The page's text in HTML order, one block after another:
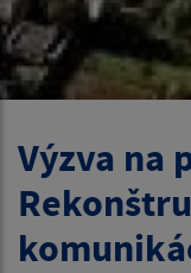
Výzva na